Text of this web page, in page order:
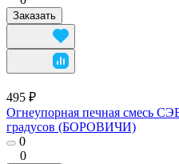
Заказать
495 ₽
Огнеупорная печная смесь
градусов (БОРОВИЧИ)
0
0